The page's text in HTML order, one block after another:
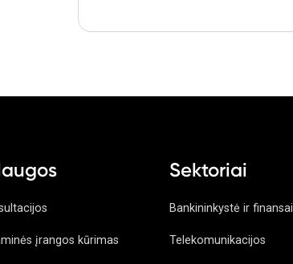
įrangos kūrimas
Sektoriai
Bankininkystė ir finansai
Telekomunikacijos